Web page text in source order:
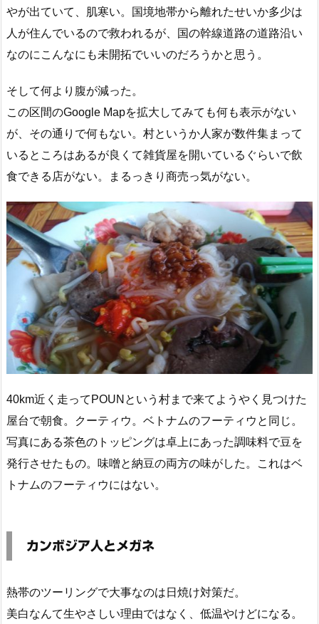
やが出ていて、肌寒い。国境地帯から離れたせいか多少は
人が住んでいるので救われるが、国の幹線道路の道路沿い
なのにこんなにも未開拓でいいのだろうかと思う。
そして何より腹が減った。
この区間のGoogle Mapを拡大してみても何も表示がない
が、その通りで何もない。村というか人家が数件集まって
いるところはあるが良くて雑貨屋を開いているぐらいで飲
食できる店がない。まるっきり商売っ気がない。
40km近く走ってPOUNという村まで来てようやく見つけた
屋台で朝食。クーティウ。ベトナムのフーティウと同じ。
写真にある茶色のトッピングは卓上にあった調味料で豆を
発行させたもの。味噌と納豆の両方の味がした。これはベ
トナムのフーティウにはない。
カンボジア人とメガネ
熱帯のツーリングで大事なのは日焼け対策だ。
美白なんて生やさしい理由ではなく、低温やけどになる。